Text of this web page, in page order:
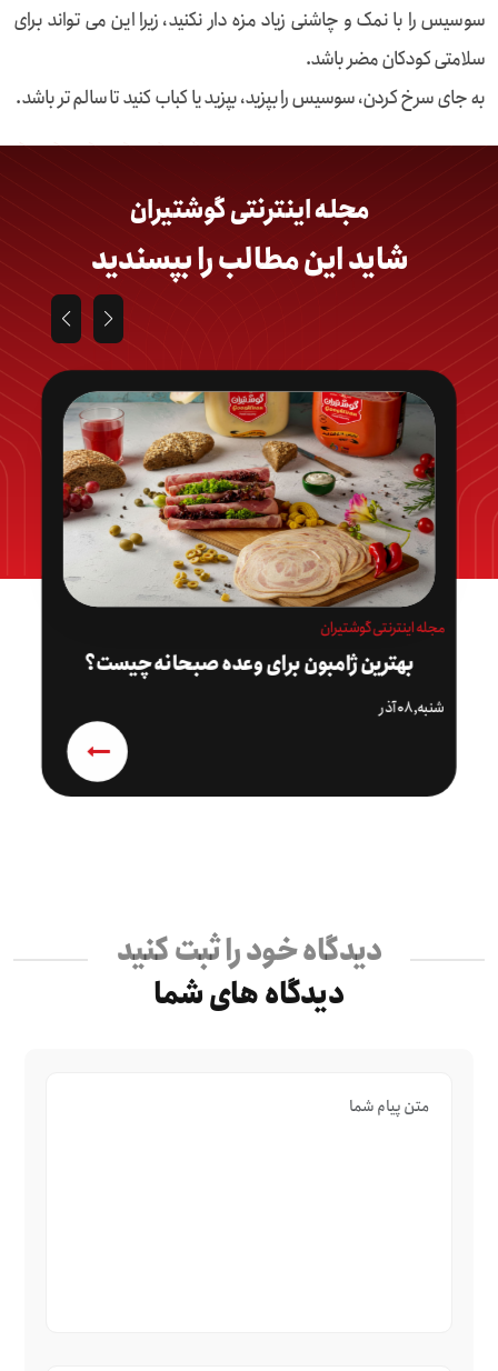
سوسیس را با نمک و چاشنی زیاد مزه دار نکنید، زیرا این می تواند برای
سلامتی کودکان مضر باشد.
به جای سرخ کردن، سوسیس را بپزید، بپزید یا کباب کنید تا سالم تر باشد.
مجله اینترنتی گوشتیران
شاید این مطالب را بپسندید
مجله اینترنتی گوشتیران
بهترین ژامبون برای وعده صبحانه چیست؟
شنبه,۰۸ آذر
دیدگاه خود را ثبت کنید
دیدگاه های شما